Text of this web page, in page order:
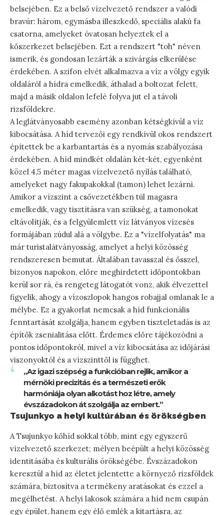
belsejében. Ez a belső vízelvezető rendszer a valódi
bravúr: három, egymásba illeszkedő, speciális alakú fa
csatorna, amelyeket óvatosan helyeztek el a
kőszerkezet belsejében. Ezt a rendszert "toh" néven
ismerik, és gondosan lezárták a szivárgás elkerülése
érdekében. A szifon elvét alkalmazva a víz a völgy egyik
oldaláról a hídra emelkedik, áthalad a boltozat felett,
majd a másik oldalon lefelé folyva jut el a távoli
rizsföldekre.
A leglátványosabb esemény azonban kétségkívül a víz
kibocsátása. A híd tervezői egy rendkívül okos rendszert
építettek be a karbantartás és a nyomás szabályozása
érdekében. A híd mindkét oldalán két-két, egyenként
közel 4,5 méter magas vízelvezető nyílás található,
amelyeket nagy fakupakokkal (tamon) lehet lezárni.
Amikor a vízszint a csővezetékben túl magasra
emelkedik, vagy tisztításra van szükség, a tamonokat
eltávolítják, és a felgyülemlett víz látványos vízesés
formájában zúdul alá a völgybe. Ez a "vízelfolyatás" ma
már turistalátványosság, amelyet a helyi közösség
rendszeresen bemutat. Általában tavasszal és ősszel,
bizonyos napokon, előre meghirdetett időpontokban
kerül sor rá, és rengeteg látogatót vonz, akik élvezettel
figyelik, ahogy a vízoszlopok hangos robajjal omlanak le a
mélybe. Ez a gyakorlat nemcsak a híd funkcionális
fenntartását szolgálja, hanem egyben tiszteletadás is az
építők zsenialitása előtt. Érdemes előre tájékozódni a
pontos időpontokról, mivel a víz kibocsátása az időjárási
viszonyoktól és a vízszinttől is függhet.
„Az igazi szépség a funkcióban rejlik, amikor a
mérnöki precizitás és a természeti erők
harmóniája olyan alkotást hoz létre, amely
évszázadokon át szolgálja az embert.”
Tsujunkyo a helyi kultúrában és örökségben
A Tsujunkyo kőhíd sokkal több, mint egy egyszerű
vízelvezető szerkezet; mélyen beépült a helyi közösség
identitásába és kulturális örökségébe. Évszázadokon
keresztül a híd az életet jelentette a környező rizsföldek
számára, biztosítva a termékeny aratásokat és ezzel a
megélhetést. A helyi lakosok számára a híd nem csupán
egy épület, hanem egy élő emlék a kitartásra, az